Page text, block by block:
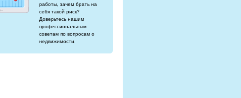
работы, зачем брать на
себя такой риск?
Доверьтесь нашим
профессиональным
советам по вопросам о
недвижимости.